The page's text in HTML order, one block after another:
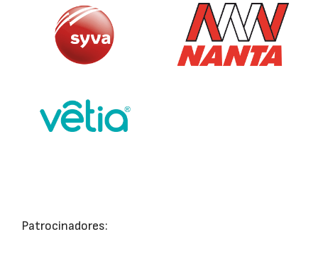
Patrocinadores: